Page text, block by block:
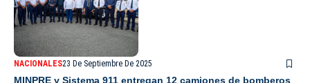
NACIONALES23 De Septiembre De 2025
MINPRE y Sistema 911 entregan 12 camiones de bomberos